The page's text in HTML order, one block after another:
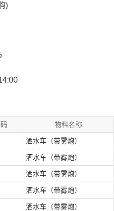
)
物料名称
洒水车（带雾炮）
洒水车（带雾炮）
洒水车（带雾炮）
洒水车（带雾炮）
洒水车（带雾炮）